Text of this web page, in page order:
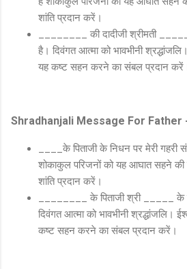
शांति प्रदान करें।
________ की दादीजी श्रीमती
है। दिवंगत आत्मा को भावभीनी
यह कष्ट सहन करने का संबल प्रदान
Shradhanjali Message For Father
____के पिताजी के निधन पर मेरी गहरी
शोकाकुल परिजनों को यह आघात सहने की
शांति प्रदान करें।
________ के पिताजी श्री _____ के
दिवंगत आत्मा को भावभीनी श्रद्धांजलि।
कष्ट सहन करने का संबल प्रदान करें।